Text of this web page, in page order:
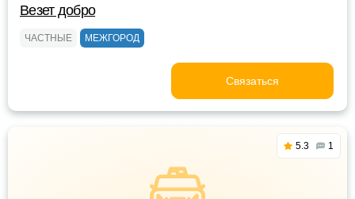
Везет добро
ЧАСТНЫЕ МЕЖГОРОД
Связаться
5.3 1